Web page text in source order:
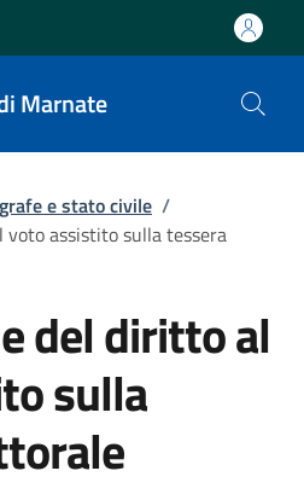
Marnate
e stato civile /
assistito sulla tessera
del diritto al
sulla